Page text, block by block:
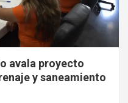
avala proyecto
y saneamiento